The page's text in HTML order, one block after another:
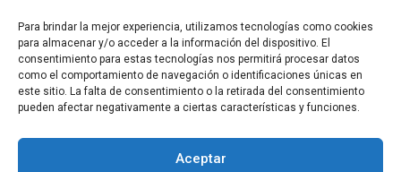
Para brindar la mejor experiencia, utilizamos tecnologías como cookies
para almacenar y/o acceder a la información del dispositivo. El
consentimiento para estas tecnologías nos permitirá procesar datos
como el comportamiento de navegación o identificaciones únicas en
este sitio. La falta de consentimiento o la retirada del consentimiento
pueden afectar negativamente a ciertas características y funciones.
Aceptar